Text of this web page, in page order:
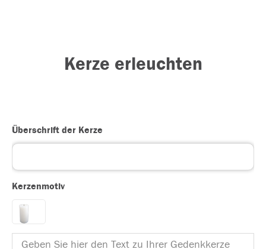
Kerze erleuchten
Überschrift der Kerze
Kerzenmotiv